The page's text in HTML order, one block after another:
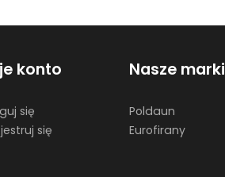
konto
się
się
Nasze marki
Poldaun
Eurofirany